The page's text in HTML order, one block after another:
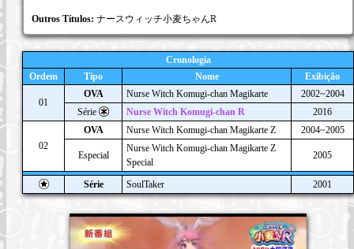
Outros Títulos: ナースウィッチ小麦ちゃんR
Cronologia
Ordem
Tipo Nome Exibição
01
OVA Nurse Witch Komugi-chan Magikarte
2002~2004
Série
Nurse Witch Komugi-chan R 2016
02
OVA Nurse Witch Komugi-chan Magikarte Z 2004~2005
Especial
Nurse Witch Komugi-chan Magikarte Z
Special
2005
Série SoulTaker 2001